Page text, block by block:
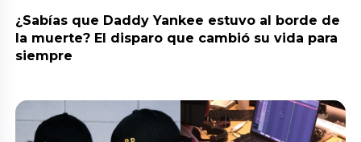
¿Sabías que Daddy Yankee estuvo al borde de
la muerte? El disparo que cambió su vida para
siempre